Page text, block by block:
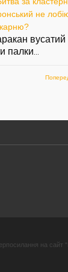
не
вусатий
палки
на сайт